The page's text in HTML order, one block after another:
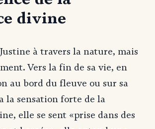
divine
à travers la nature, mais
Vers la fin de sa vie, en
au bord du fleuve ou sur sa
la sensation forte de la
elle se sent «prise dans des